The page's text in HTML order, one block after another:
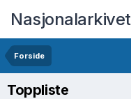
Nasjonalarkivet
Forside
Toppliste